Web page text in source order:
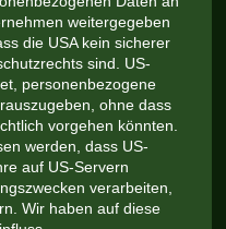
weitergegeben
die USA kein sicherer
sind. US-
personenbezogene
ohne dass
vorgehen könnten.
werden, dass US-
auf US-Servern
verarbeiten,
Wir haben auf diese